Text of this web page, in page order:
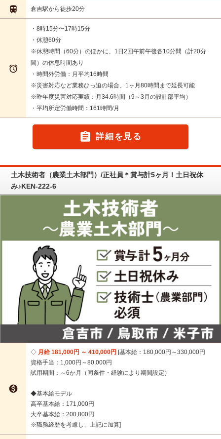
 倉吉駅から徒歩20分

・8時15分〜17時15分
・休憩60分
※休憩時間（60分）のほかに、1日2回午前午後各10分間（計20分
間）の休息時間あり
・時間外労働：月平均16時間
※災害対応など業務ひっ迫の場合、1ヶ月80時間まで延長可能
※昨年度災害対応実績：月34.6時間（9～3月の設計部平均）
・平均所定労働時間：161時間/月
 詳細を見る
土木技術者（農業土木部門）/正社員＊賞与計5ヶ月！土日祝休
み♪KEN-222-6

月給 181,000円 ～ 410,000円 基本給：180,000円～330,000円
資格手当：1,000円～80,000円
試用期間：～6か月（同条件・経験により期間設定）
◆基本給モデル
高卒基本給：171,000円
大卒基本給：200,800円
※職務経歴を考慮し、上記に加算